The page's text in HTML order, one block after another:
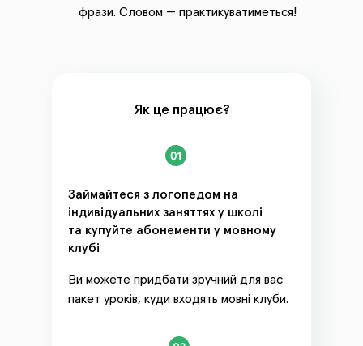
Ви можете придбати зручний для вас
пакет уроків, куди входять мовні клуби.
Займайтеся з логопедом на
індивідуальних заняттях у школі
та купуйте абонементи у мовному
клубі
Як це працює?
фрази. Словом — практикуватиметься!